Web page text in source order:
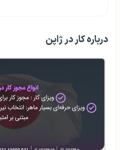
درباره کار در ژاپن